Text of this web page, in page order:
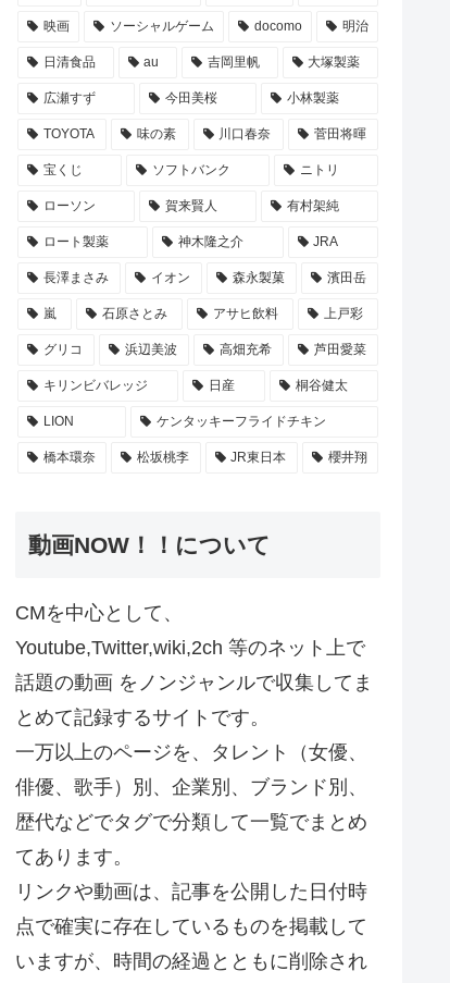
映画 ソーシャルゲーム docomo 明治
日清食品 au 吉岡里帆 大塚製薬
広瀬すず 今田美桜 小林製薬
TOYOTA 味の素 川口春奈 菅田将暉
宝くじ ソフトバンク ニトリ
ローソン 賀来賢人 有村架純
ロート製薬 神木隆之介 JRA
長澤まさみ イオン 森永製菓 濱田岳
嵐 石原さとみ アサヒ飲料 上戸彩
グリコ 浜辺美波 高畑充希 芦田愛菜
キリンビバレッジ 日産 桐谷健太
LION ケンタッキーフライドチキン
橋本環奈 松坂桃李 JR東日本 櫻井翔
動画NOW！！について
CMを中心として、
Youtube,Twitter,wiki,2ch 等のネット上で
話題の動画 をノンジャンルで収集してま
とめて記録するサイトです。
一万以上のページを、タレント（女優、
俳優、歌手）別、企業別、ブランド別、
歴代などでタグで分類して一覧でまとめ
てあります。
リンクや動画は、記事を公開した日付時
点で確実に存在しているものを掲載して
いますが、時間の経過とともに削除され